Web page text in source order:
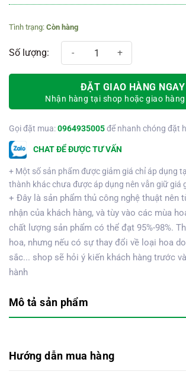
Còn hàng
Hoa hồng sáp 010 số lượng
ĐẶT GIAO HÀNG NGAY
Nhận hàng tại shop hoặc giao
Gọi đặt mua:0964935005để nhanh chóng đặt
CHAT ĐỂ ĐƯỢC TƯ VẤN
+ Một số sản phẩm được giảm giá chỉ áp dụng
thành khác chưa được áp dụng nên vẫn giữ giá
+ Đây là sản phẩm thủ công nghệ thuật nên
nhận của khách hàng, và tùy vào các mùa
chất lượng sản phẩm có thể đạt 95%-98%.
hoa, nhưng nếu có sự thay đổi về loại hoa
sắc... shop sẽ hỏi ý kiến khách hàng trước
hành
Mô tả sản phẩm
Hướng dẫn mua hàng